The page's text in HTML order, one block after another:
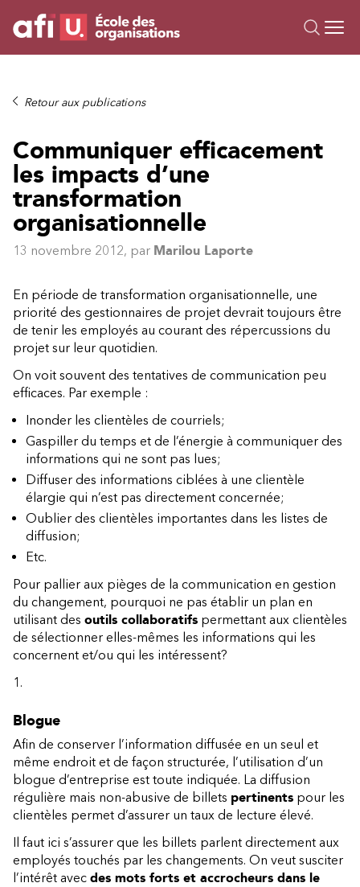
Formations
Sur mesure
À propos
Ressources
Retour aux publications
Communiquer efficacement
les impacts d’une
transformation
organisationnelle
13 novembre 2012, par Marilou Laporte
En période de transformation organisationnelle, une
priorité des gestionnaires de projet devrait toujours être
de tenir les employés au courant des répercussions du
projet sur leur quotidien.
On voit souvent des tentatives de communication peu
efficaces. Par exemple :
Inonder les clientèles de courriels;
Gaspiller du temps et de l’énergie à communiquer des
informations qui ne sont pas lues;
Diffuser des informations ciblées à une clientèle
élargie qui n’est pas directement concernée;
Oublier des clientèles importantes dans les listes de
diffusion;
Etc.
Pour pallier aux pièges de la communication en gestion
du changement, pourquoi ne pas établir un plan en
utilisant des outils collaboratifs permettant aux clientèles
de sélectionner elles-mêmes les informations qui les
concernent et/ou qui les intéressent?
Blogue
Afin de conserver l’information diffusée en un seul et
même endroit et de façon structurée, l’utilisation d’un
blogue d’entreprise est toute indiquée. La diffusion
régulière mais non-abusive de billets pertinents pour les
clientèles permet d’assurer un taux de lecture élevé.
Il faut ici s’assurer que les billets parlent directement aux
employés touchés par les changements. On veut susciter
l’intérêt avec des mots forts et accrocheurs dans le